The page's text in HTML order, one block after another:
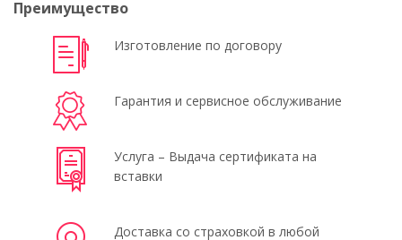
Преимущество
Изготовление по договору
Гарантия и сервисное обслуживание
Услуга – Выдача сертификата на
вставки
Доставка со страховкой в любой